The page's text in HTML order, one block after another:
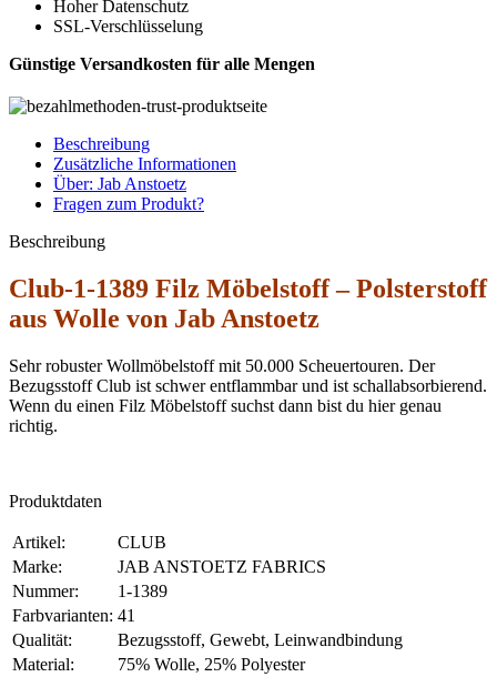
Hoher Datenschutz
SSL-Verschlüsselung
Günstige Versandkosten für alle Mengen
Beschreibung
Zusätzliche Informationen
Über: Jab Anstoetz
Fragen zum Produkt?
Beschreibung
Club-1-1389 Filz Möbelstoff – Polsterstoff
aus Wolle von Jab Anstoetz
Sehr robuster Wollmöbelstoff mit 50.000 Scheuertouren. Der
Bezugsstoff Club ist schwer entflammbar und ist schallabsorbierend.
Wenn du einen Filz Möbelstoff suchst dann bist du hier genau
richtig.
Produktdaten
Artikel:
CLUB
Marke:
JAB ANSTOETZ FABRICS
Nummer:
1-1389
Farbvarianten: 41
Qualität:
Bezugsstoff, Gewebt, Leinwandbindung
Material:
75% Wolle, 25% Polyester